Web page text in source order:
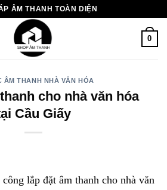
ÂM THANH TOÀN DIỆN
0
ÂM THANH NHÀ VĂN HÓA
cho nhà văn hóa
Cầu Giấy
lắp đặt âm thanh cho nhà văn